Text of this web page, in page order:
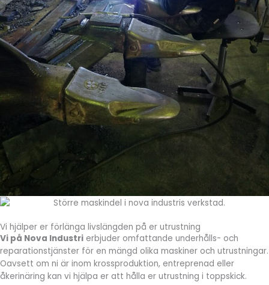
Vi hjälper er förlänga livslängden på er utrustning
Vi på Nova Industri erbjuder omfattande underhålls- och
reparationstjänster för en mängd olika maskiner och utrustningar.
Oavsett om ni är inom krossproduktion, entreprenad eller
åkerinäring kan vi hjälpa er att hålla er utrustning i toppskick.